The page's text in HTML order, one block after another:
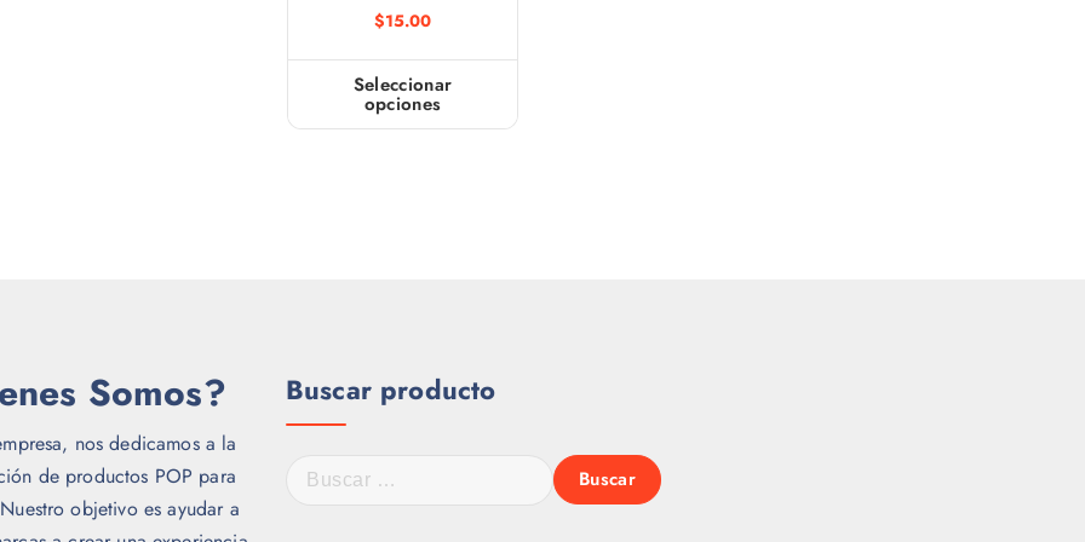
$15.00
Seleccionar
opciones
E
c
Somos?
nos dedicamos a la
de productos POP para
objetivo es ayudar a
Buscar producto